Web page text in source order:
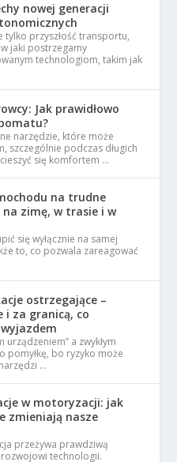
nowej generacji
przyszłość transportu,
jaki postrzegamy
technologiom, takim jak
Jak prawidłowo
narzędzie, które może
szczególnie podczas długich
się komfortem …
na trudne
zimę, w trasie i w
się wyłącznie na samej
to, co pozwala zareagować
ostrzegające –
i za granicą, co
a zwykłym
pomyłkę, bo ryzyko może
…
w motoryzacji: jak
zmieniają nasze
przeżywa prawdziwą
technologii.